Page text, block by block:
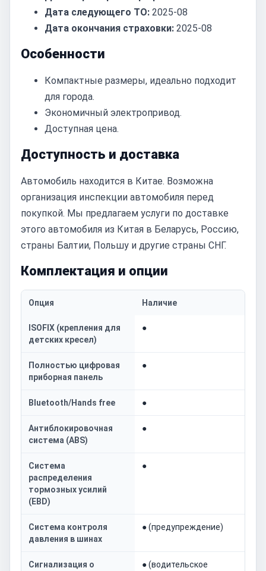
Дата следующего ТО: 2025-08
Дата окончания страховки: 2025-08
Особенности
Компактные размеры, идеально подходит
для города.
Экономичный электропривод.
Доступная цена.
Доступность и доставка
Автомобиль находится в Китае. Возможна
организация инспекции автомобиля перед
покупкой. Мы предлагаем услуги по доставке
этого автомобиля из Китая в Беларусь, Россию,
страны Балтии, Польшу и другие страны СНГ.
Комплектация и опции
Опция Наличие
ISOFIX (крепления для
детских кресел)
●
Полностью цифровая
приборная панель
●
Bluetooth/Hands free ●
Антиблокировочная
система (ABS)
●
Система
распределения
тормозных усилий
(EBD)
●
Система контроля
давления в шинах
● (предупреждение)
Сигнализация о
● (водительское